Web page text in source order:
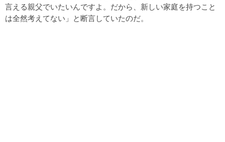
言える親父でいたいんですよ。だから、新しい家庭を持つこと
は全然考えてない」と断言していたのだ。